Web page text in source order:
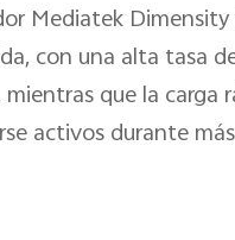
Mediatek
con una alta tasa
que la carga
activos durante